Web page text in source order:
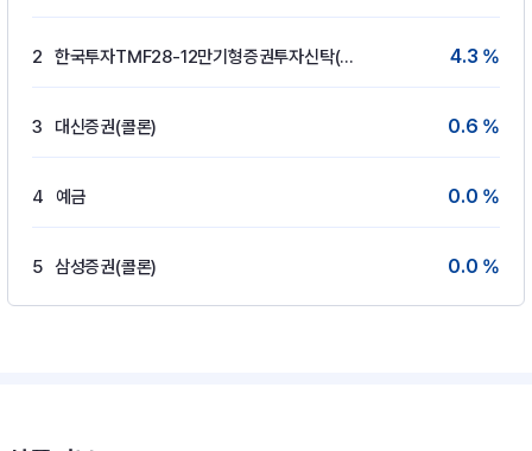
2 한국투자TMF28-12만기형증권투자신탁(채권) 4.3 %
3 대신증권(콜론) 0.6 %
4 예금 0.0 %
5 삼성증권(콜론) 0.0 %